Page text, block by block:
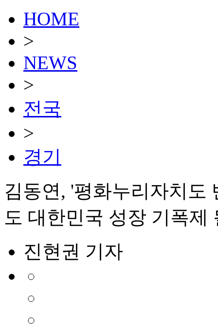
HOME
>
NEWS
>
전국
>
경기
김동연, '평화누리자치
도 대한민국 성장 기폭제
진현권 기자